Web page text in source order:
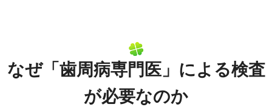
なぜ「歯周病専門医」による検査
が必要なのか